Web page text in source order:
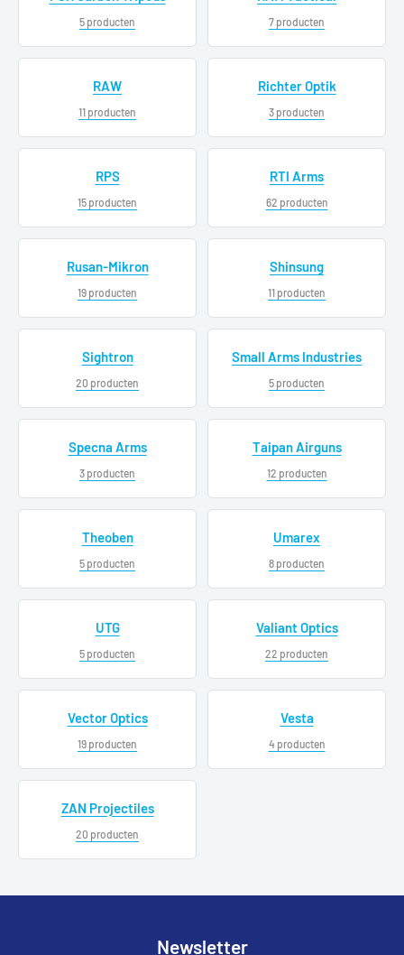
5 producten 7 producten
RAW
11 producten
Richter Optik
3 producten
RPS
15 producten
RTI Arms
62 producten
Rusan-Mikron
19 producten
Shinsung
11 producten
Sightron
20 producten
Small Arms Industries
5 producten
Specna Arms
3 producten
Taipan Airguns
12 producten
Theoben
5 producten
Umarex
8 producten
UTG
5 producten
Valiant Optics
22 producten
Vector Optics
19 producten
Vesta
4 producten
ZAN Projectiles
20 producten
Newsletter